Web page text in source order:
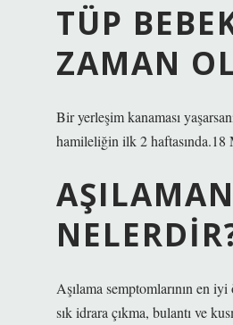
TÜP
ZAMAN
Bir yerleşim kanaması
hamileliğin ilk 2 haftasında.18
Aşılama semptomlarının en
sık idrara çıkma, bulantı ve